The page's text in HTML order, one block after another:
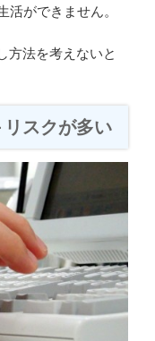
活ができません。
方法を考えないと
スクが多い